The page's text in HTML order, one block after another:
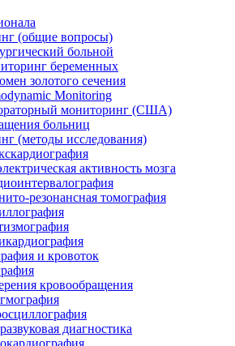
(общие вопросы)
больной
беременных
золотого сечения
Monitoring
мониторинг (США)
больниц
(методы исследования)
активность мозга
резонансная томография
и кровоток
кровообращения
диагностика